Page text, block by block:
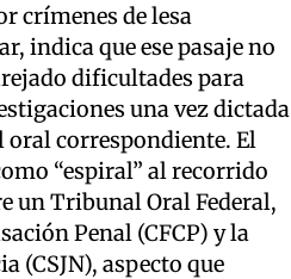
crímenes de lesa
indica que ese pasaje no
dificultades para
una vez dictada
correspondiente. El
“espiral” al recorrido
un Tribunal Oral Federal,
Penal (CFCP) y la
(CSJN), aspecto que